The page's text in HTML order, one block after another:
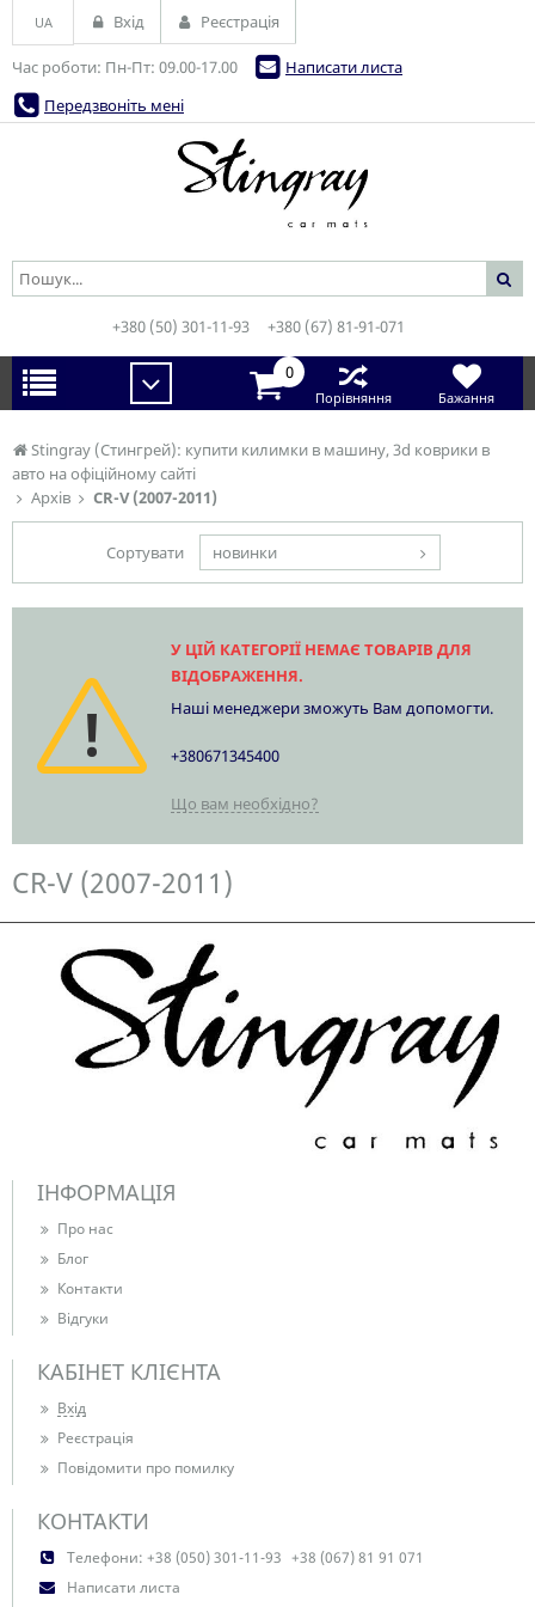
Stingray (Стингрей): купити килимки в машину, 3d коврики в
авто на офіційному сайті
Архів
CR-V (2007-2011)
Сортувати новинки
У ЦІЙ КАТЕГОРІЇ НЕМАЄ ТОВАРІВ ДЛЯ
ВІДОБРАЖЕННЯ.
Наші менеджери зможуть Вам допомогти.
+380671345400
Що вам необхідно?
CR-V (2007-2011)
Час роботи: Пн-Пт: 09.00-17.00
Написати листа
Передзвоніть мені
UA Вхід Реєстрація
+380 (50) 301-11-93 +380 (67) 81-91-071
0
Порівняння Бажання
ІНФОРМАЦІЯ
Про нас
Блог
Контакти
Відгуки
КАБІНЕТ КЛІЄНТА
Вхід
Реєстрація
Повідомити про помилку
КОНТАКТИ
Телефони: +38 (050) 301-11-93 +38 (067) 81 91 071
Написати листа